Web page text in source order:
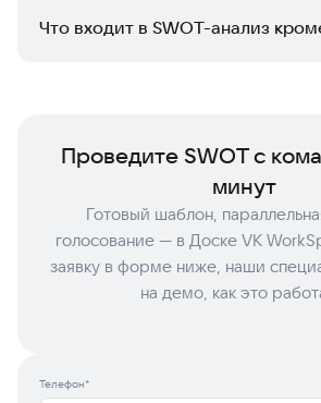
параллельно работает в общей
доминирует в обсуждении, результат
Что входит в SWOT-анализ
Проведите SWOT с
минут
Готовый шаблон,
голосование — в Доске VK
заявку в форме ниже, наши
на демо, как это
Телефон*